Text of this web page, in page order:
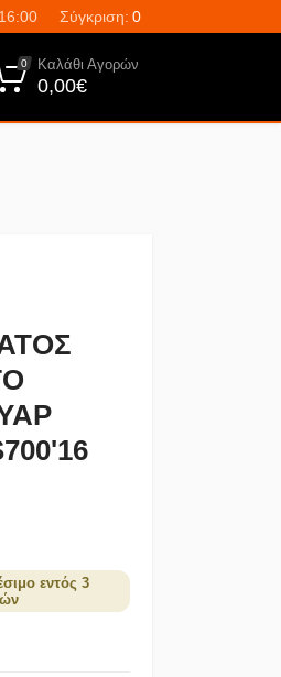
Σύγκριση: 0
0 Καλάθι Αγορών
0,00€
εντός 3